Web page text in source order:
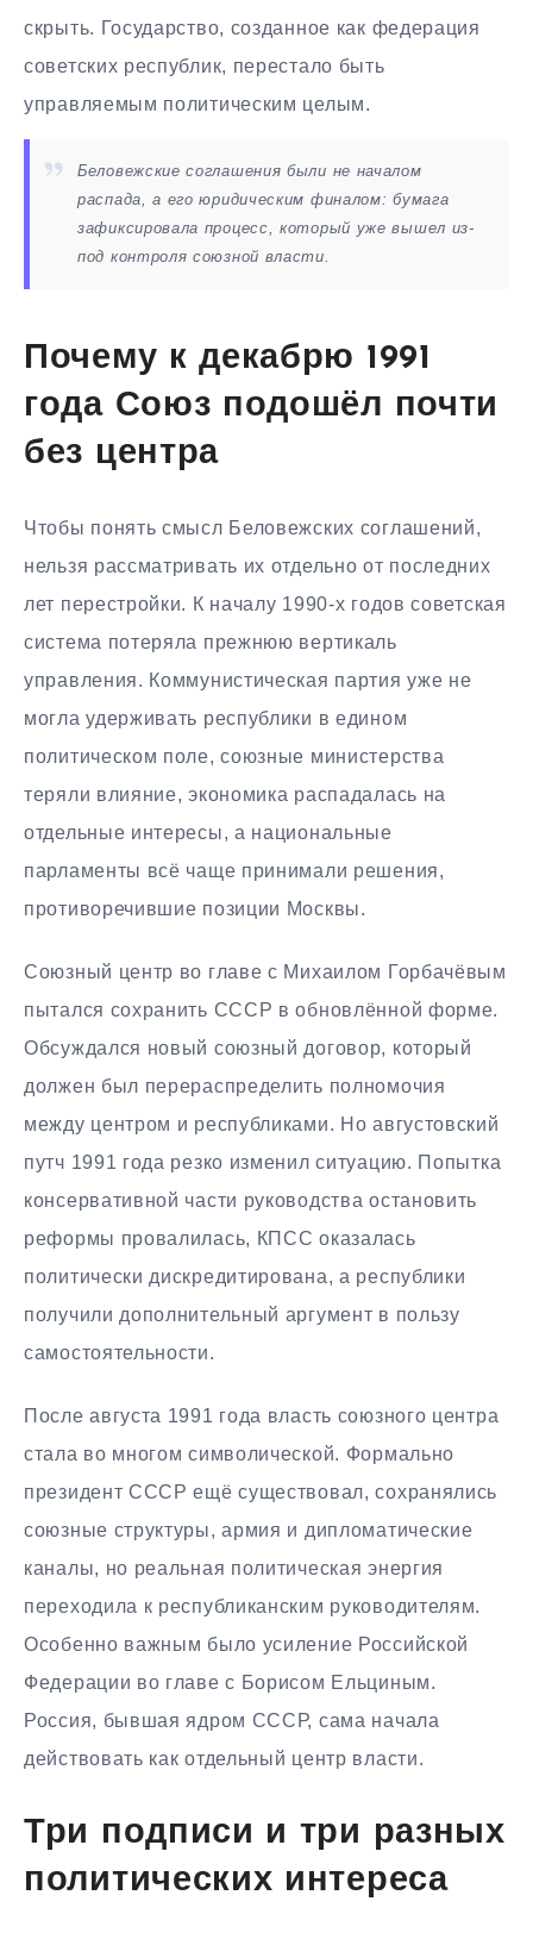
скрыть. Государство, созданное как федерация
советских республик, перестало быть
управляемым политическим целым.
Беловежские соглашения были не началом
распада, а его юридическим финалом: бумага
зафиксировала процесс, который уже вышел из-
под контроля союзной власти.
Почему к декабрю 1991
года Союз подошёл почти
без центра
Чтобы понять смысл Беловежских соглашений,
нельзя рассматривать их отдельно от последних
лет перестройки. К началу 1990-х годов советская
система потеряла прежнюю вертикаль
управления. Коммунистическая партия уже не
могла удерживать республики в едином
политическом поле, союзные министерства
теряли влияние, экономика распадалась на
отдельные интересы, а национальные
парламенты всё чаще принимали решения,
противоречившие позиции Москвы.
Союзный центр во главе с Михаилом Горбачёвым
пытался сохранить СССР в обновлённой форме.
Обсуждался новый союзный договор, который
должен был перераспределить полномочия
между центром и республиками. Но августовский
путч 1991 года резко изменил ситуацию. Попытка
консервативной части руководства остановить
реформы провалилась, КПСС оказалась
политически дискредитирована, а республики
получили дополнительный аргумент в пользу
самостоятельности.
После августа 1991 года власть союзного центра
стала во многом символической. Формально
президент СССР ещё существовал, сохранялись
союзные структуры, армия и дипломатические
каналы, но реальная политическая энергия
переходила к республиканским руководителям.
Особенно важным было усиление Российской
Федерации во главе с Борисом Ельциным.
Россия, бывшая ядром СССР, сама начала
действовать как отдельный центр власти.
Три подписи и три разных
политических интереса